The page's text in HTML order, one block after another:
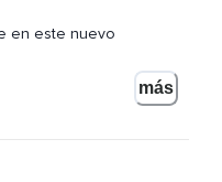
en este nuevo
más